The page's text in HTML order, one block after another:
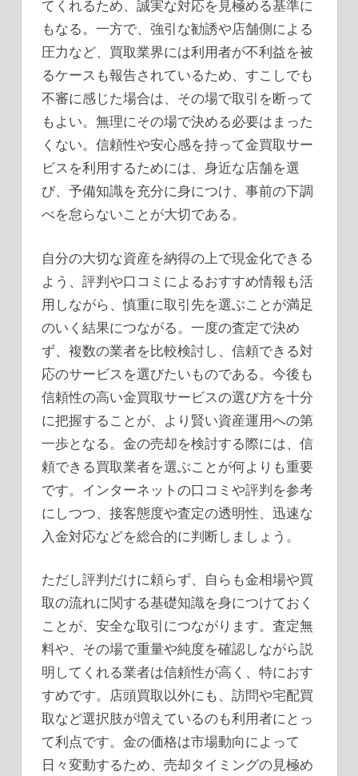
てくれるため、誠実な対応を見極める基準に
もなる。一方で、強引な勧誘や店舗側による
圧力など、買取業界には利用者が不利益を被
るケースも報告されているため、すこしでも
不審に感じた場合は、その場で取引を断って
もよい。無理にその場で決める必要はまった
くない。信頼性や安心感を持って金買取サー
ビスを利用するためには、身近な店舗を選
び、予備知識を充分に身につけ、事前の下調
べを怠らないことが大切である。
自分の大切な資産を納得の上で現金化できる
よう、評判や口コミによるおすすめ情報も活
用しながら、慎重に取引先を選ぶことが満足
のいく結果につながる。一度の査定で決め
ず、複数の業者を比較検討し、信頼できる対
応のサービスを選びたいものである。今後も
信頼性の高い金買取サービスの選び方を十分
に把握することが、より賢い資産運用への第
一歩となる。金の売却を検討する際には、信
頼できる買取業者を選ぶことが何よりも重要
です。インターネットの口コミや評判を参考
にしつつ、接客態度や査定の透明性、迅速な
入金対応などを総合的に判断しましょう。
ただし評判だけに頼らず、自らも金相場や買
取の流れに関する基礎知識を身につけておく
ことが、安全な取引につながります。査定無
料や、その場で重量や純度を確認しながら説
明してくれる業者は信頼性が高く、特におす
すめです。店頭買取以外にも、訪問や宅配買
取など選択肢が増えているのも利用者にとっ
て利点です。金の価格は市場動向によって
日々変動するため、売却タイミングの見極め